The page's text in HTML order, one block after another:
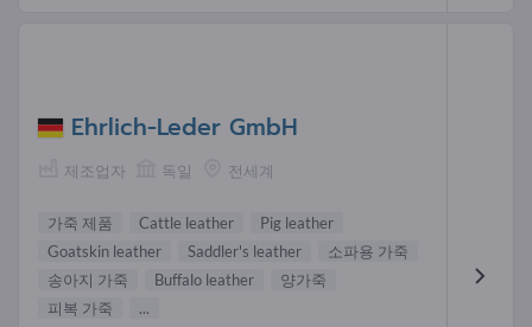
Ehrlich-Leder GmbH
제조업자 독일 전세계
가죽 제품 Cattle leather
Pig leather
Goatskin leather
Saddler's leather
소파용 가죽
송아지 가죽
Buffalo leather
양가죽
피복 가죽
...